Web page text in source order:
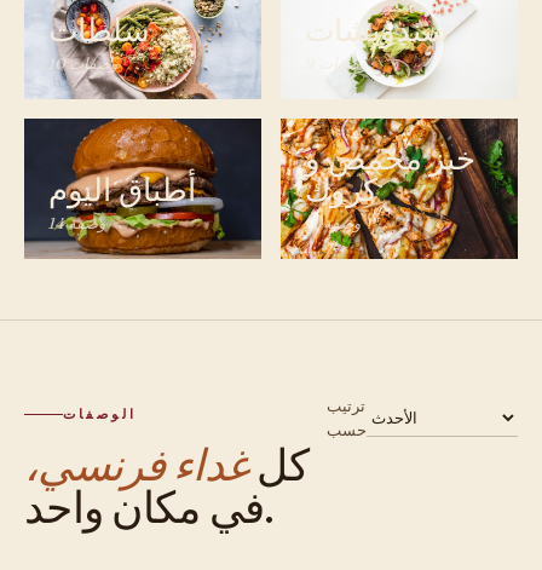
سلطات
10 وصفات
سندويشات
9 وصفات
أطباق اليوم
14 وصفة
خبز محمص و
كروك
11 وصفة
الوصفات
كلغداء فرنسي،
في مكان واحد.
ترتيب
حسب